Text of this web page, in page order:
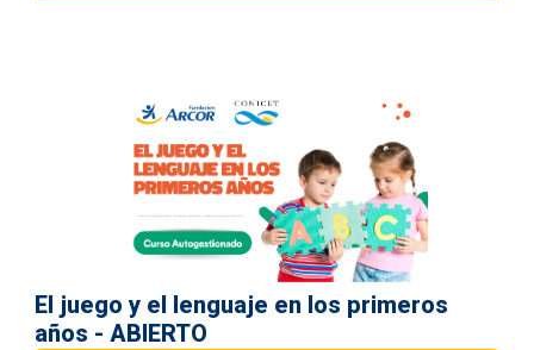
El juego y el lenguaje en los primeros
años - ABIERTO